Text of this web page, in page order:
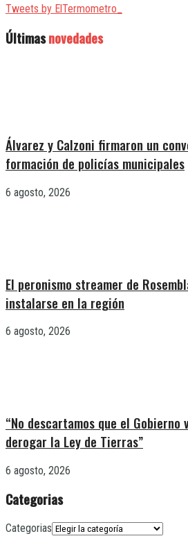
Tweets by ElTermometro_
Últimasnovedades
Álvarez y Calzoni firmaron un
formación de policías municipales
6 agosto, 2026
El peronismo streamer de
instalarse en la región
6 agosto, 2026
“No descartamos que el
derogar la Ley de Tierras”
6 agosto, 2026
Categorias
Categorias